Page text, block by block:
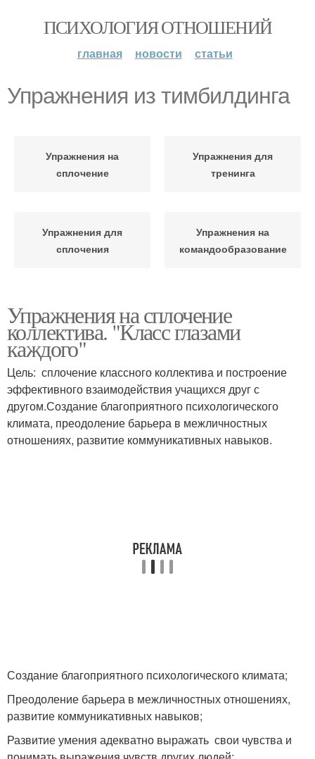
ПСИХОЛОГИЯ ОТНОШЕНИЙ
главная новости статьи
Упражнения из тимбилдинга
Упражнения на
сплочение
Упражнения для
тренинга
Упражнения для
сплочения
Упражнения на
командообразование
Упражнения на сплочение
коллектива. "Класс глазами
каждого"
Цель: сплочение классного коллектива и построение
эффективного взаимодействия учащихся друг с
другом.Создание благоприятного психологического
климата, преодоление барьера в межличностных
отношениях, развитие коммуникативных навыков.
Создание благоприятного психологического климата;
Преодоление барьера в межличностных отношениях,
развитие коммуникативных навыков;
Развитие умения адекватно выражать свои чувства и